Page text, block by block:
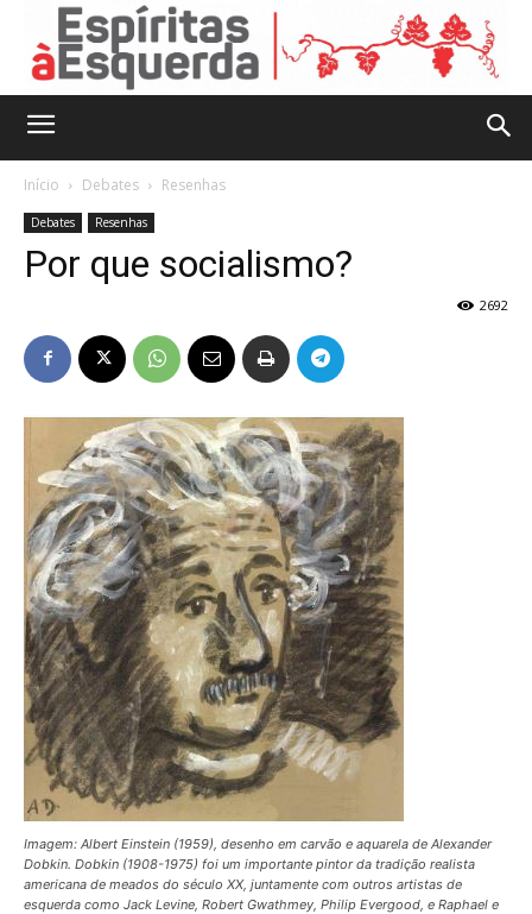
Início Debates Resenhas
Debates Resenhas
Por que socialismo?
2692
Imagem: Albert Einstein (1959), desenho em carvão e aquarela de Alexander
Dobkin. Dobkin (1908-1975) foi um importante pintor da tradição realista
americana de meados do século XX, juntamente com outros artistas de
esquerda como Jack Levine, Robert Gwathmey, Philip Evergood, e Raphael e